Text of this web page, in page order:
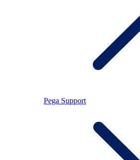
Pega Support